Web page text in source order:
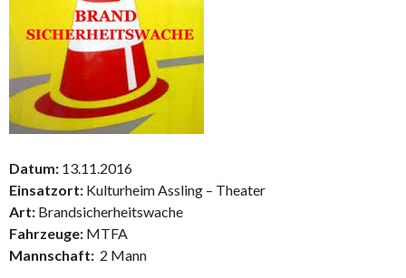
Datum: 13.11.2016
Einsatzort: Kulturheim Assling – Theater
Art: Brandsicherheitswache
Fahrzeuge: MTFA
Mannschaft: 2 Mann